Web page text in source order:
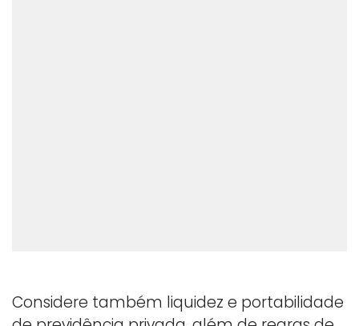
Considere também liquidez e portabilidade